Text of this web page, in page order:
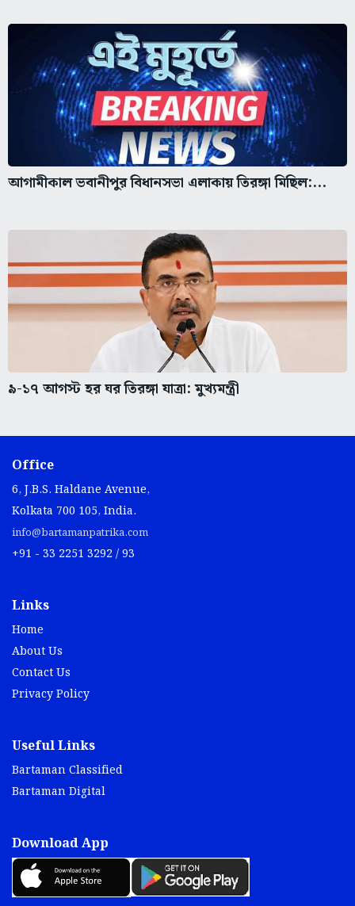
আগামীকাল ভবানীপুর বিধানসভা এলাকায় তিরঙ্গা মিছিল:...
৯-১৭ আগস্ট হর ঘর তিরঙ্গা যাত্রা: মুখ্যমন্ত্রী
Office
6, J.B.S. Haldane Avenue,
Kolkata 700 105, India.
info@bartamanpatrika.com
+91 - 33 2251 3292 / 93
Links
Home
About Us
Contact Us
Privacy Policy
Useful Links
Bartaman Classified
Bartaman Digital
Download App